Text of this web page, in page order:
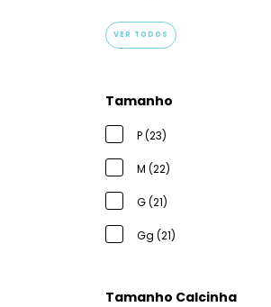
VER TODOS
Tamanho
P (23)
M (22)
G (21)
Gg (21)
Tamanho Calcinha